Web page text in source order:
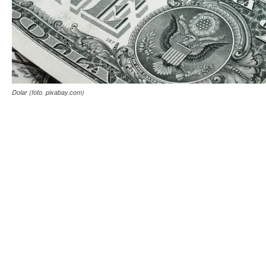
Dolar (foto. pixabay.com)